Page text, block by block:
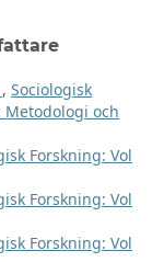
, Sociologisk
Metodologi och
Forskning: Vol
Forskning: Vol
Forskning: Vol